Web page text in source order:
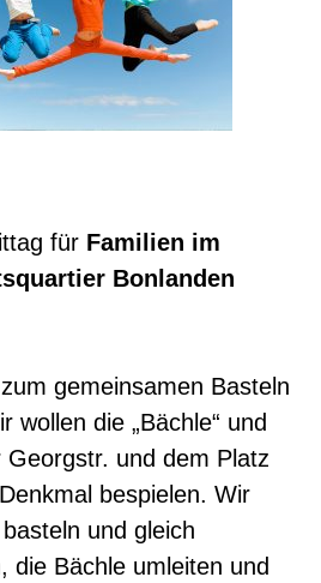
für Familien im
Bonlanden
gemeinsamen Basteln
wollen die „Bächle“ und
Georgstr. und dem Platz
bespielen. Wir
und gleich
die Bächle umleiten und